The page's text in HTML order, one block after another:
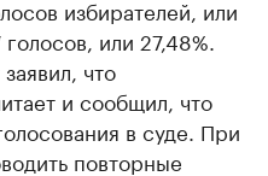
избирателей, или
или 27,48%.
что
и сообщил, что
в суде. При
повторные